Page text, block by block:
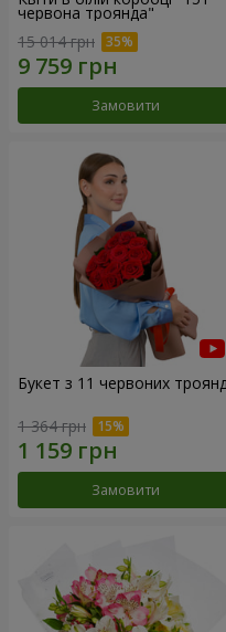
червона троянда"
15 014 грн
Замовити
Букет з 11 червоних
1 364 грн
Замовити